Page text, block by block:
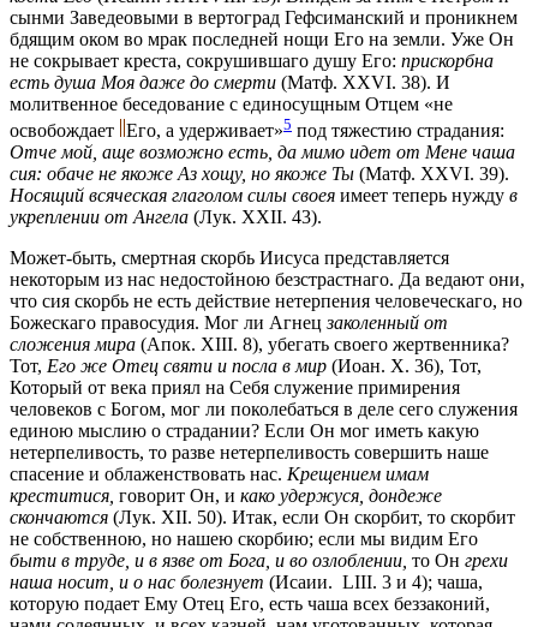
сынми Заведеовыми в вертоград Гефсиманский и проникнем
бдящим оком во мрак последней нощи Его на земли. Уже Он
не сокрывает креста, сокрушившаго душу Его: прискорбна
есть душа Моя даже до смерти (Матф. XXVI. 38). И
молитвенное беседование с единосущным Отцем «не
освобождает Его, а удерживает»5 под тяжестию страдания:
Отче мой, аще возможно есть, да мимо идет от Мене чаша
сия: обаче не якоже Аз хощу, но якоже Ты (Матф. XXVI. 39).
Носящий всяческая глаголом силы своея имеет теперь нужду в
укреплении от Ангела (Лук. XXII. 43).
Может-быть, смертная скорбь Иисуса представляется
некоторым из нас недостойною безстрастнаго. Да ведают они,
что сия скорбь не есть действие нетерпения человеческаго, но
Божескаго правосудия. Мог ли Агнецзаколенный от
сложения мира (Апок. XIII. 8), убегать своего жертвенника?
Тот, Его же Отец святи и посла в мир (Иоан. X. 36), Тот,
Который от века приял на Себя служение примирения
человеков с Богом, мог ли поколебаться в деле сего служения
единою мыслию о страдании? Если Он мог иметь какую
нетерпеливость, то разве нетерпеливость совершить наше
спасение и облаженствовать нас. Крещением имам
креститися, говорит Он, и како удержуся, дондеже
скончаются (Лук. XII. 50). Итак, если Он скорбит, то скорбит
не собственною, но нашею скорбию; если мы видим Его
быти в труде, и в язве от Бога, и во озлоблении, то Он грехи
наша носит, и о нас болезнует (Исаии. LIII. 3 и 4); чаша,
которую подает Ему Отец Его, есть чаша всех беззаконий,